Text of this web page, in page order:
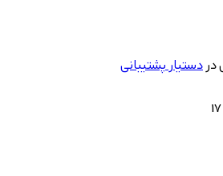
دردستیار پشتیبانی